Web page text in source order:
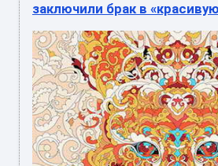
заключили брак в